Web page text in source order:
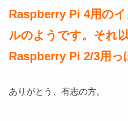
Raspberry Pi 4用の
ルのようです。それ
Raspberry Pi 2/3用っ
ありがとう、有志の方。